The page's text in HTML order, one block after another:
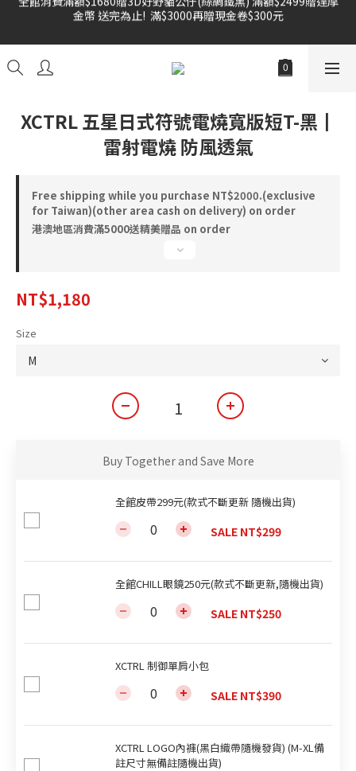
雙倍奉還 歡慶父親節全館褲類任選兩件88折!!!
金幣 送完為止!  滿$3000再贈現金卷$300元
雙倍奉還 歡慶父親節全館褲類任選兩件88折!!!
XCTRL 五星日式符號電燒寬版短T-黑┃
雷射電燒 防風透氣
Free shipping while you purchase NT$2000.(exclusive
for Taiwan)(other area cash on delivery) on order
港澳地區消費滿5000送精美贈品 on order
NT$1,180
Size
Buy Together and Save More
全館皮帶299元(款式不斷更新 隨機出貨)
SALE NT$299
全館CHILL眼鏡250元(款式不斷更新,隨機出貨)
SALE NT$250
XCTRL 制御單肩小包
SALE NT$390
XCTRL LOGO內褲(黑白織帶隨機發貨) (M-XL備
註尺寸無備註隨機出貨)